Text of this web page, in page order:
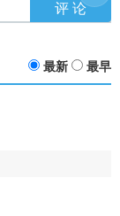
最新 最早